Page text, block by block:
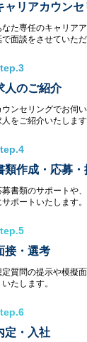
ャリアカウンセ
なた専任のキャリア
で面談をさせていただ
人のご紹介
ウンセリングでお伺
人をご紹介いたします
類作成・応募・
募書類のサポートや
サポートいたします。
接・選考
定質問の提示や模擬
いたします。
定・入社